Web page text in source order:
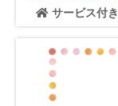
サービス付